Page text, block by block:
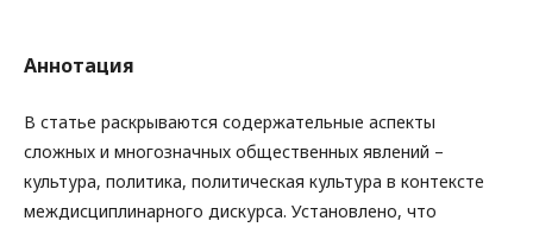
Аннотация
В статье раскрываются содержательные аспекты
сложных и многозначных общественных явлений –
культура, политика, политическая культура в контексте
междисциплинарного дискурса. Установлено, что